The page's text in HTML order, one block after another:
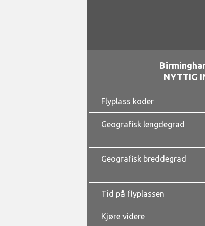
NYTTIG
Flyplass koder
Geografisk lengdegrad
Geografisk breddegrad
Tid på flyplassen
Kjøre videre